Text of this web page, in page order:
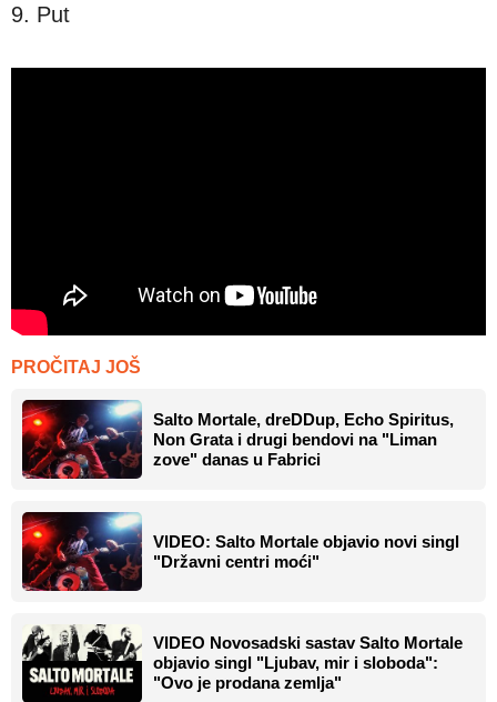
9. Put
PROČITAJ JOŠ
Salto Mortale, dreDDup, Echo Spiritus,
Non Grata i drugi bendovi na "Liman
zove" danas u Fabrici
VIDEO: Salto Mortale objavio novi singl
"Državni centri moći"
VIDEO Novosadski sastav Salto Mortale
objavio singl "Ljubav, mir i sloboda":
"Ovo je prodana zemlja"